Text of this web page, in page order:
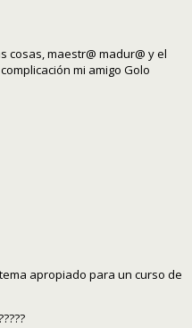
cosas, maestr@ madur@ y el
mi amigo Golo
apropiado para un curso de